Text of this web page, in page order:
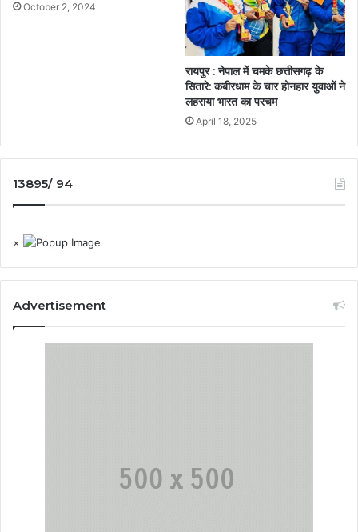
October 2, 2024
रायपुर : नेपाल में चमके छत्तीसगढ़ के
सितारे: कबीरधाम के चार होनहार युवाओं ने
लहराया भारत का परचम
April 18, 2025
13895/ 94
×
Advertisement